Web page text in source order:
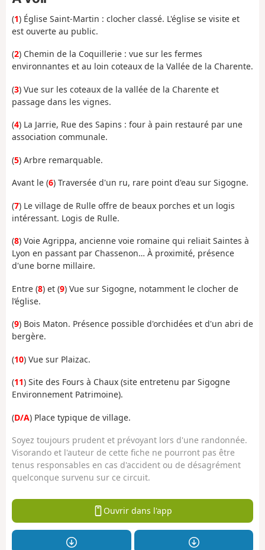
(1) Église Saint-Martin : clocher classé. L'église se visite et
est ouverte au public.
(2) Chemin de la Coquillerie : vue sur les fermes
environnantes et au loin coteaux de la Vallée de la Charente.
(3) Vue sur les coteaux de la vallée de la Charente et
passage dans les vignes.
(4) La Jarrie, Rue des Sapins : four à pain restauré par une
association communale.
(5) Arbre remarquable.
Avant le (6) Traversée d'un ru, rare point d'eau sur Sigogne.
(7) Le village de Rulle offre de beaux porches et un logis
intéressant. Logis de Rulle.
(8) Voie Agrippa, ancienne voie romaine qui reliait Saintes à
Lyon en passant par Chassenon… À proximité, présence
d'une borne millaire.
Entre (8) et (9) Vue sur Sigogne, notamment le clocher de
l’église.
(9) Bois Maton. Présence possible d'orchidées et d'un abri de
bergère.
(10) Vue sur Plaizac.
(11) Site des Fours à Chaux (site entretenu par Sigogne
Environnement Patrimoine).
(D/A) Place typique de village.
Soyez toujours prudent et prévoyant lors d'une randonnée.
Visorando et l'auteur de cette fiche ne pourront pas être
tenus responsables en cas d'accident ou de désagrément
quelconque survenu sur ce circuit.
Ouvrir dans l'app